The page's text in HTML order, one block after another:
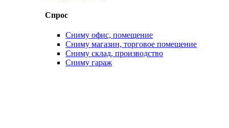
Спрос
Сниму офис, помещение
Сниму магазин, торговое помещение
Сниму склад, производство
Сниму гараж